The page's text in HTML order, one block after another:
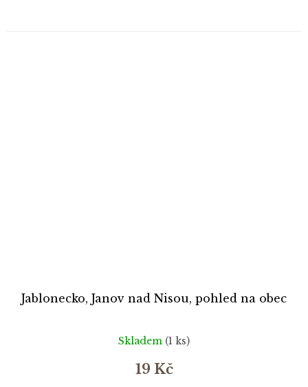
Jablonecko, Janov nad Nisou, pohled na obec
Skladem (1 ks)
19 Kč